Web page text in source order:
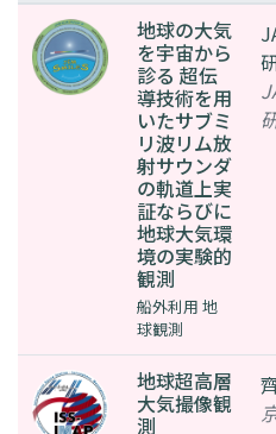
地球の大気
を宇宙から
診る 超伝
導技術を用
いたサブミ
リ波リム放
射サウンダ
の軌道上実
証ならびに
地球大気環
境の実験的
観測
船外利用 地
球観測
地球超高層
大気撮像観
測